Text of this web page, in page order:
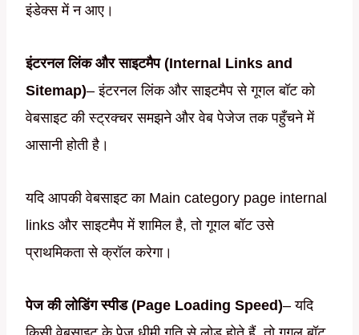
इंडेक्स में न आए।
इंटरनल लिंक और साइटमैप (Internal Links and
Sitemap)– इंटरनल लिंक और साइटमैप से गूगल बॉट को
वेबसाइट की स्ट्रक्चर समझने और वेब पेजेज तक पहुँचने में
आसानी होती है।
यदि आपकी वेबसाइट का Main category page internal
links और साइटमैप में शामिल है, तो गूगल बॉट उसे
प्राथमिकता से क्रॉल करेगा।
पेज की लोडिंग स्पीड (Page Loading Speed)– यदि